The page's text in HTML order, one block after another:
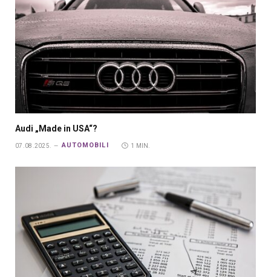
Audi „Made in USA“?
07.08.2025. AUTOMOBILI 1 MIN.